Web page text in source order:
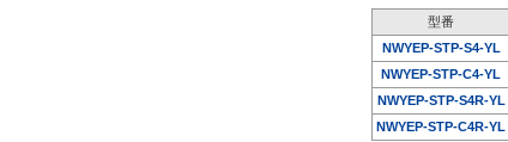
型番
NWYEP-STP-S4-YL
NWYEP-STP-C4-YL
NWYEP-STP-S4R-YL
NWYEP-STP-C4R-YL